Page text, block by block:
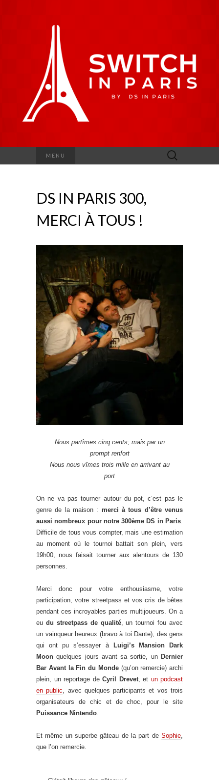
MENU Rechercher :
DS IN PARIS 300,
MERCI À TOUS !
Nous partîmes cinq cents; mais par un
prompt renfort
Nous nous vîmes trois mille en arrivant au
port
On ne va pas tourner autour du pot, c’est pas le
genre de la maison : merci à tous d’être venus
aussi nombreux pour notre 300ème DS in Paris
Difficile de tous vous compter, mais une estimation
au moment où le tournoi battait son plein, vers
19h00, nous faisait tourner aux alentours de 130
personnes.
Merci donc pour votre enthousiasme, votre
participation, votre streetpass et vos cris de bêtes
pendant ces incroyables parties multijoueurs. On a
eu du streetpass de qualité, un tournoi fou avec
un vainqueur heureux (bravo à toi Dante), des gens
qui ont pu s’essayer à Luigi’s Mansion Dark
Moon quelques jours avant sa sortie, un Dernier
Bar Avant la Fin du Monde(qu’on remercie) archi
plein, un reportage de Cyril Drevet, et un podcast
en public , avec quelques participants et vos trois
organisateurs de chic et de choc, pour le site
Puissance Nintendo
Et même un superbe gâteau de la part de Sophie
que l’on remercie.